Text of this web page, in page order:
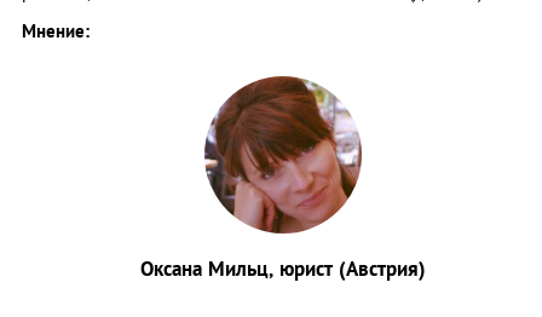
Мнение:
Оксана Мильц, юрист (Австрия)